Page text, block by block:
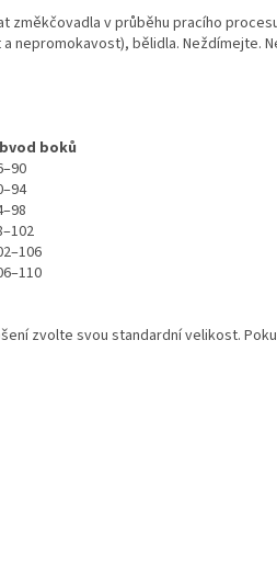
změkčovadla v průběhu pracího
nepromokavost), bělidla. Neždímejte.
boků
zvolte svou standardní velikost.